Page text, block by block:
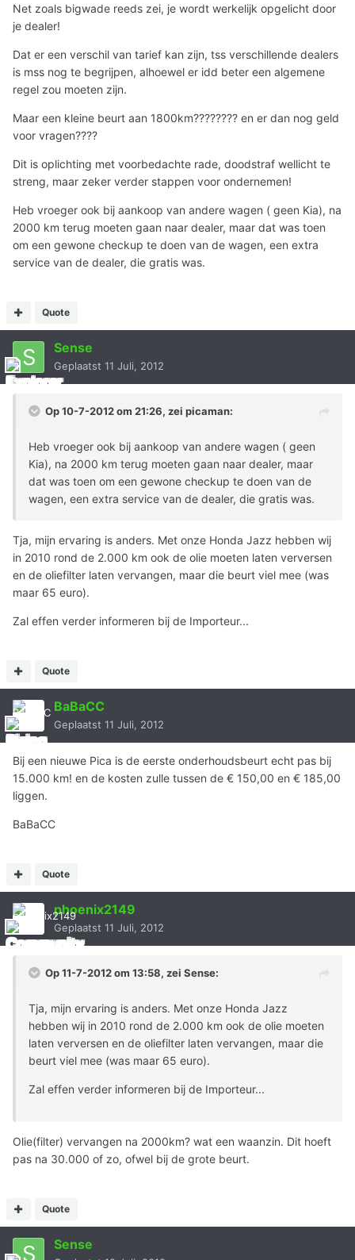
Net zoals bigwade reeds zei, je wordt werkelijk opgelicht door
je dealer!
Dat er een verschil van tarief kan zijn, tss verschillende dealers
is mss nog te begrijpen, alhoewel er idd beter een algemene
regel zou moeten zijn.
Maar een kleine beurt aan 1800km???????? en er dan nog geld
voor vragen????
Dit is oplichting met voorbedachte rade, doodstraf wellicht te
streng, maar zeker verder stappen voor ondernemen!
Heb vroeger ook bij aankoop van andere wagen ( geen Kia), na
2000 km terug moeten gaan naar dealer, maar dat was toen
om een gewone checkup te doen van de wagen, een extra
service van de dealer, die gratis was.
Quote
Sense
Geplaatst 11 Juli, 2012
Op 10-7-2012 om 21:26, zei picaman:
Heb vroeger ook bij aankoop van andere wagen ( geen
Kia), na 2000 km terug moeten gaan naar dealer, maar
dat was toen om een gewone checkup te doen van de
wagen, een extra service van de dealer, die gratis was.
Tja, mijn ervaring is anders. Met onze Honda Jazz hebben wij
in 2010 rond de 2.000 km ook de olie moeten laten verversen
en de oliefilter laten vervangen, maar die beurt viel mee (was
maar 65 euro).
Zal effen verder informeren bij de Importeur...
Quote
BaBaCC
Geplaatst 11 Juli, 2012
Bij een nieuwe Pica is de eerste onderhoudsbeurt echt pas bij
15.000 km! en de kosten zulle tussen de € 150,00 en € 185,00
liggen.
BaBaCC
Quote
phoenix2149
Geplaatst 11 Juli, 2012
Op 11-7-2012 om 13:58, zei Sense:
Tja, mijn ervaring is anders. Met onze Honda Jazz
hebben wij in 2010 rond de 2.000 km ook de olie moeten
laten verversen en de oliefilter laten vervangen, maar die
beurt viel mee (was maar 65 euro).
Zal effen verder informeren bij de Importeur...
Olie(filter) vervangen na 2000km? wat een waanzin. Dit hoeft
pas na 30.000 of zo, ofwel bij de grote beurt.
Quote
Sense